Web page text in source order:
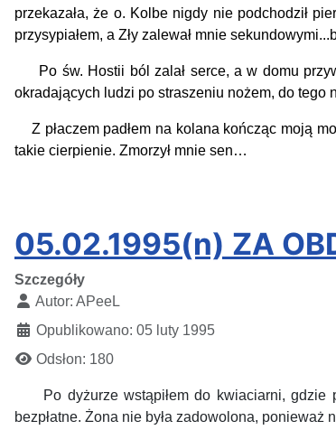
przekazała, że o. Kolbe nigdy nie podchodził
przysypiałem, a Zły zalewał mnie
Po św. Hostii ból zalał serce, a w domu
okradających ludzi po straszeniu nożem, do tego
Z płaczem padłem na kolana kończąc moją
takie cierpienie. Zmorzył mnie sen…
05.02.1995(n) ZA
Szczegóły
Autor: APeeL
Opublikowano: 05 luty 1995
Odsłon: 180
Po dyżurze wstąpiłem do kwiaciarni, gdzie
bezpłatne. Żona nie była zadowolona,